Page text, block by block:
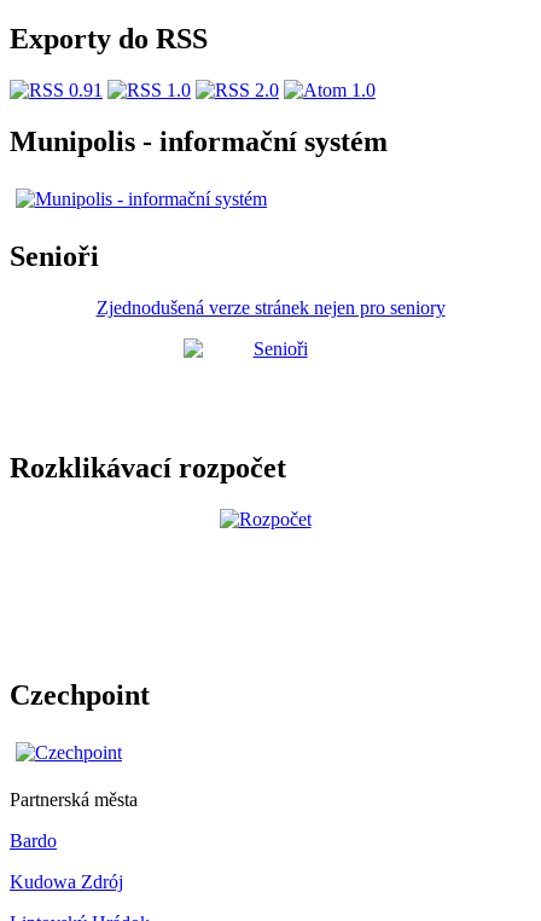
Exporty do RSS
Munipolis - informační systém
Senioři
Zjednodušená verze stránek nejen pro seniory
Rozklikávací rozpočet
Czechpoint
Partnerská města
Bardo
Kudowa Zdrój